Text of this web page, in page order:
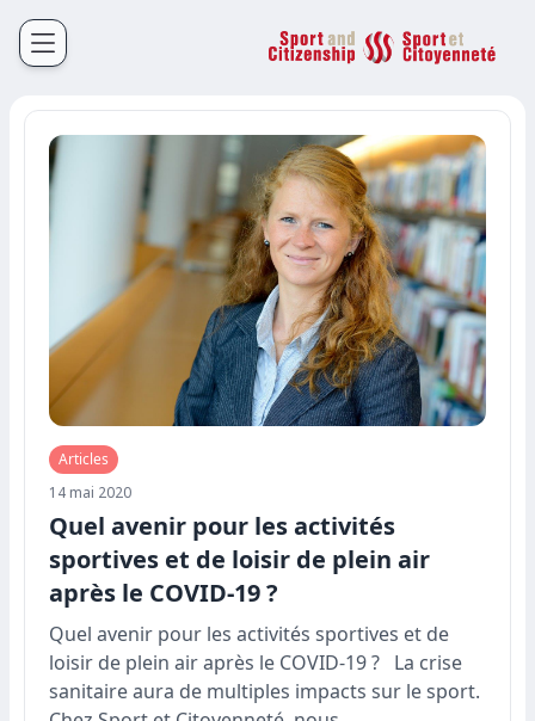
Sport et Citoyenneté
Français
Articles
14 mai 2020
Quel avenir pour les activités
sportives et de loisir de plein air
après le COVID-19 ?
Quel avenir pour les activités sportives et de
loisir de plein air après le COVID-19 ? La crise
sanitaire aura de multiples impacts sur le sport.